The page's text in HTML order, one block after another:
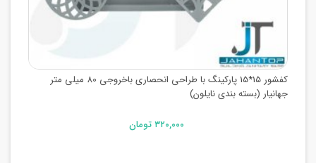
کفشور 15*15 پارکینگ با طراحی انحصاری باخروجی 80 میلی متر
جهانیار (بسته بندی نایلون)
۳۲۰,۰۰۰ تومان